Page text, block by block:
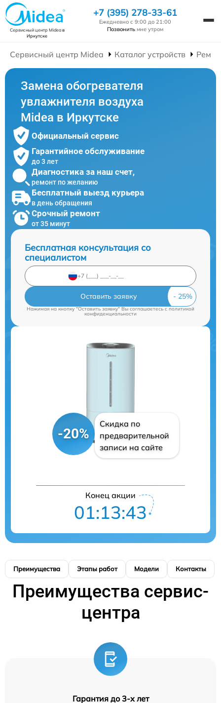
Сервисный центр Mideaв
Иркутске
+7 (395) 278-33-61
Ежедневно с 9:00 до 21:00
Позвонить мне утром
Сервисный центр Midea Каталог устройств
Замена обогревателя
увлажнителя воздуха
Midea в Иркутске
Официальный сервис
Гарантийное обслуживание
до 3 лет
Диагностика за наш счет,
ремонт по желанию
Бесплатный выезд курьера
в день обращения
Срочный ремонт
от 35 минут
Бесплатная консультация со
специалистом
Оставить заявку
Нажимая на кнопку "Оставить заявку" Вы соглашаетесь cполитикой
конфиденциальности
-20%
Скидка по
предварительной
записи на сайте
Конец акции
01:13:42
Преимущества Этапы работ Модели Контакты
Преимущества сервис-
центра
Гарантия до 3-х лет